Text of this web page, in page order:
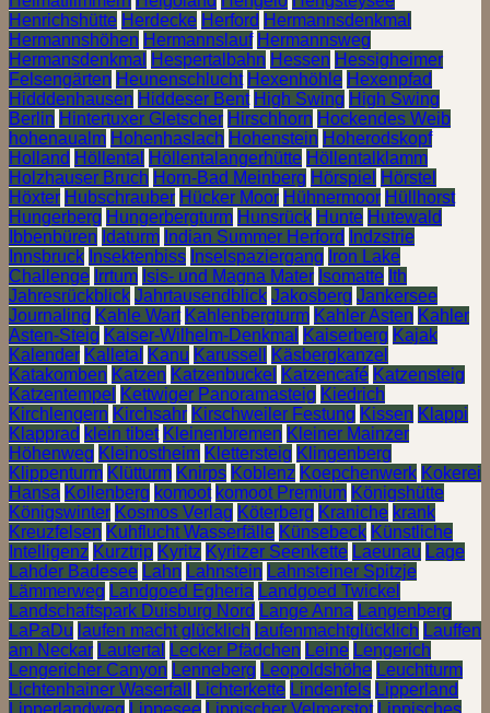
Henrichshütte Herdecke Herford Hermannsdenkmal
Hermannshöhen Hermannslauf Hermannsweg
Hermansdenkmal
Hespertalbahn Hessen Hessigheimer
Felsengärten Heunenschlucht Hexenhöhle Hexenpfad
Hidddenhausen Hiddeser Bent High Swing High Swing
Berlin Hintertuxer Gletscher Hirschhorn Hockendes Weib
hohenaualm Hohenhaslach Hohenstein Hoherodskopf
Holland Höllental Höllentalangerhütte Höllentalklamm
Holzhauser Bruch Horn-Bad Meinberg Hörspiel Hörstel
Höxter Hubschrauber Hücker Moor Hühnermoor Hüllhorst
Hungerberg Hungerbergturm Hunsrück Hunte Hutewald
Ibbenbüren Idaturm Indian Summer Herford
Indzstrie
Innsbruck Insektenbiss Inselspaziergang Iron Lake
Challenge Irrtum Isis- und Magna Mater Isomatte Ith
Jahresrückblick Jahrtausendblick Jakosberg Jankersee
Journaling Kahle Wart Kahlenbergturm Kahler Asten Kahler
Asten-Steig Kaiser-Wilhelm-Denkmal Kaiserberg Kajak
Kalender Kalletal Kanu Karussell
Käsbergkanzel
Katakomben Katzen Katzenbuckel Katzencafé Katzensteig
Katzentempel Kettwiger Panoramasteig Kiedrich
Kirchlengern Kirchsahr Kirschweiler Festung Kissen Klappi
Klapprad klein tibet Kleinenbremen Kleiner Mainzer
Höhenweg Kleinostheim Klettersteig Klingenberg
Klippenturm Klütturm Knirps Koblenz Koepchenwerk Kokerei
Hansa Kollenberg komoot komoot Premium Königshütte
Königswinter Kosmos Verlag Köterberg Kraniche krank
Kreuzfelsen Kuhflucht Wasserfälle Künsebeck Künstliche
Intelligenz Kurztrip Kyritz Kyritzer Seenkette Laeunau Lage
Lahder Badesee Lahn Lahnstein Lahnsteiner Spitzje
Lämmerweg Landgoed Egheria Landgoed Twickel
Landschaftspark Duisburg Nord Lange Anna Langenberg
LaPaDu laufen macht glücklich laufenmachtglücklich Lauffen
am Neckar Lautertal Lecker Pfädchen Leine Lengerich
Lengericher Canyon Lenneberg Leopoldshöhe Leuchtturm
Lichtenhainer Waserfall
Lichterkette Lindenfels Lipperland
Lipperlandweg Lippesee Lippischer Velmerstot Lippisches